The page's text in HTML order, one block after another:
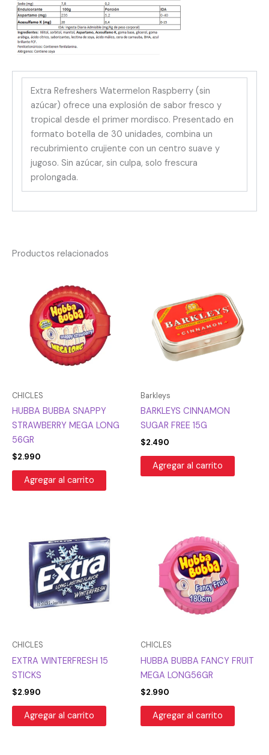
Extra Refreshers Watermelon Raspberry (sin
azúcar) ofrece una explosión de sabor fresco y
tropical desde el primer mordisco. Presentado en
formato botella de 30 unidades, combina un
recubrimiento crujiente con un centro suave y
jugoso. Sin azúcar, sin culpa, solo frescura
prolongada.
Productos relacionados
CHICLES
HUBBA BUBBA SNAPPY
STRAWBERRY MEGA LONG
56GR
$2.990
Agregar al carrito
Barkleys
BARKLEYS CINNAMON
SUGAR FREE 15G
$2.490
Agregar al carrito
CHICLES
EXTRA WINTERFRESH 15
STICKS
$2.990
Agregar al carrito
CHICLES
HUBBA BUBBA FANCY FRUIT
MEGA LONG56GR
$2.990
Agregar al carrito